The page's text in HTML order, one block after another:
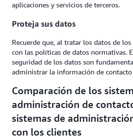
aplicaciones y servicios de terceros.
Proteja sus datos
Recuerde que, al tratar los datos de
con las políticas de datos normativas.
seguridad de los datos son
administrar la información de
Comparación de los
administración de
sistemas de
con los clientes